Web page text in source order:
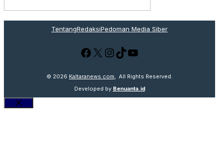
TentangRedaksiPedoman Media Siber
Facebook
X Instagram
TikTok
YouTube
© 2026 Kaltaranews.com , All Rights Reserved.
Developed by Benuanta.id
Close